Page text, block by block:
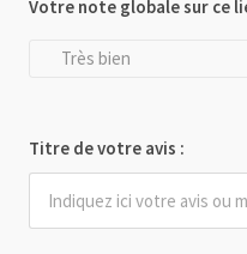
Votre note globale sur ce
Très bien
Titre de votre avis :